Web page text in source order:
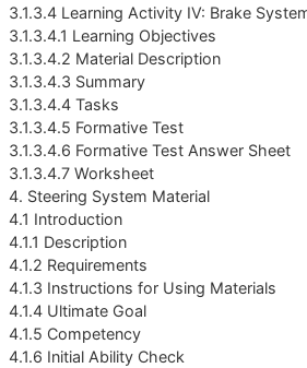
3.1.3.4 Learning Activity IV: Brake
3.1.3.4.1 Learning Objectives
3.1.3.4.2 Material Description
3.1.3.4.3 Summary
3.1.3.4.4 Tasks
3.1.3.4.5 Formative Test
3.1.3.4.6 Formative Test Answer Sheet
3.1.3.4.7 Worksheet
4. Steering System Material
4.1 Introduction
4.1.1 Description
4.1.2 Requirements
4.1.3 Instructions for Using Materials
4.1.4 Ultimate Goal
4.1.5 Competency
4.1.6 Initial Ability Check